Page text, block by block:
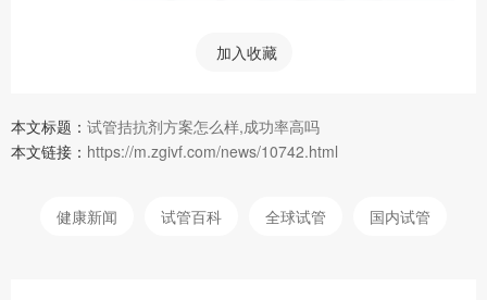
加入收藏
本文标题： 试管拮抗剂方案怎么样,成功率高吗
本文链接： https://m.zgivf.com/news/10742.html
健康新闻 试管百科 全球试管 国内试管